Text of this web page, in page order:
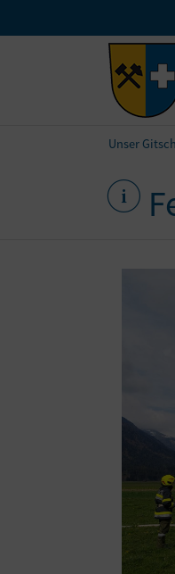
Unser